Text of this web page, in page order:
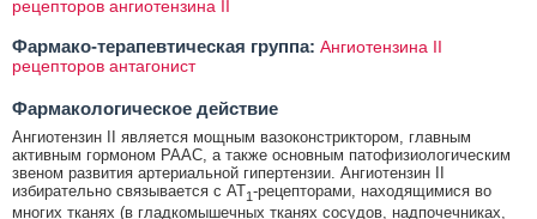
рецепторов ангиотензина II
Фармако-терапевтическая группа: Ангиотензина II
рецепторов антагонист
Фармакологическое действие
Ангиотензин II является мощным вазоконстриктором, главным
активным гормоном РААС, а также основным патофизиологическим
звеном развития артериальной гипертензии. Ангиотензин II
избирательно связывается с АТ1-рецепторами, находящимися во
многих тканях (в гладкомышечных тканях сосудов, надпочечниках,